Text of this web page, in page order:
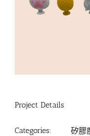
Project Details
Categories: 矽膠